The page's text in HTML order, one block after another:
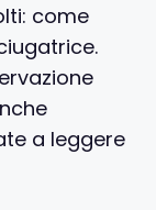
come
a leggere